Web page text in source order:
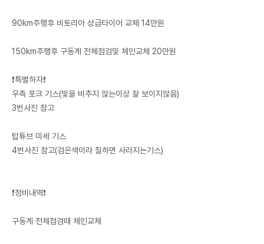
90km주행후 비토리아 상급타이어 교체 14만원
150km주행후 구동계 전체점검및 체인교체 20만원
❗️특별하자❗️
우측 포크 기스(빛을 비추지 않는이상 잘 보이지않음)
3번사진 참고
탑튜브 미세 기스
4번사진 참고(검은색이라 칠하면 사라지는기스)
❗️정비내역❗️
구동계 전체점검때 체인교체